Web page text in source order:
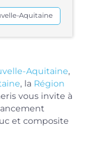
Aquitaine
Aquitaine,
, la Région
vous invite à
et composite